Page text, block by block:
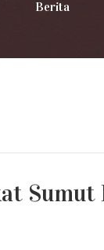
Berita
Sumut